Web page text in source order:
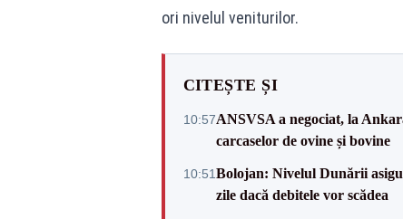
ori nivelul veniturilor.
CITEȘTE ȘI
10:57ANSVSA a negociat, la
carcaselor de ovine și bovine
10:51Bolojan: Nivelul Dunării
zile dacă debitele vor scădea